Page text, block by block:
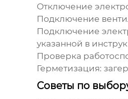
Отключение
Подключение
Подключение
указанной в
Проверка
Герметизация:
Советы по